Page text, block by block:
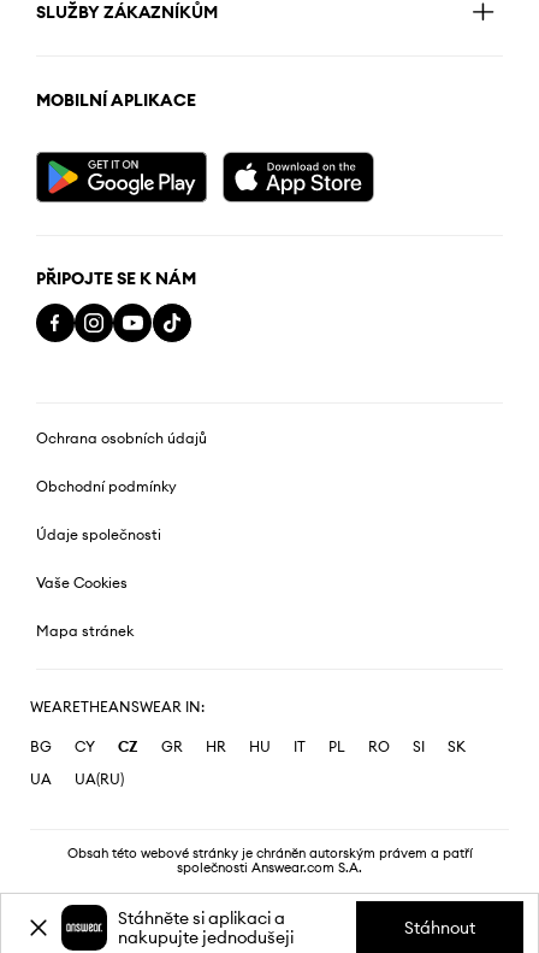
SLUŽBY ZÁKAZNÍKŮM
MOBILNÍ APLIKACE
PŘIPOJTE SE K NÁM
Ochrana osobních údajů
Obchodní podmínky
Údaje společnosti
Vaše Cookies
Mapa stránek
WEARETHEANSWEAR IN:
BG CY CZ GR HR HU IT PL RO SI
SK
UA
UA(RU)
Obsah této webové stránky je chráněn autorským právem a patří
společnosti Answear.com S.A.
Stáhněte si aplikaci a
nakupujte jednodušeji
Stáhnout